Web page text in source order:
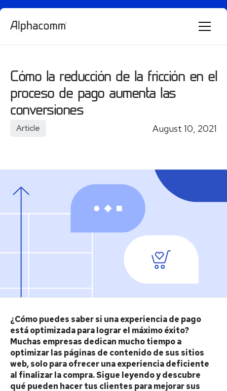
Cómo la reducción de la fricción en el
proceso de pago aumenta las
conversiones
Article August 10, 2021
¿Cómo puedes saber si una experiencia de pago
está optimizada para lograr el máximo éxito?
Muchas empresas dedican mucho tiempo a
optimizar las páginas de contenido de sus sitios
web, solo para ofrecer una experiencia deficiente
al finalizar la compra. Sigue leyendo y descubre
qué pueden hacer tus clientes para mejorar sus
Alphie